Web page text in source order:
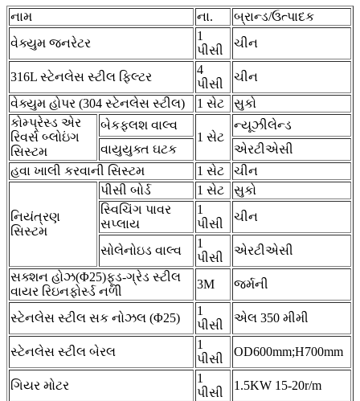
નામ ના.
બ્રાન્ડ/ઉત્પાદક
વેક્યુમ જનરેટર
1
પીસી
ચીન
316L સ્ટેનલેસ સ્ટીલ ફિલ્ટર
4
પીસી
ચીન
વેક્યુમ હોપર (304 સ્ટેનલેસ સ્ટીલ)
1 સેટ
સુકો
કોમ્પ્રેસ્ડ એર
રિવર્સ બ્લોઇંગ
સિસ્ટમ
બેકફ્લશ વાલ્વ
1 સેટ
ન્યૂઝીલેન્ડ
વાયુયુક્ત ઘટક
એરટીએસી
હવા ખાલી કરવાની સિસ્ટમ
1 સેટ ચીન
નિયંત્રણ
સિસ્ટમ
પીસી બોર્ડ 1 સેટ
સુકો
સ્વિચિંગ પાવર
સપ્લાય
1
પીસી
ચીન
સોલેનોઇડ વાલ્વ
1
પીસી
એરટીએસી
સક્શન હોઝ(Φ25)ફૂડ-ગ્રેડ સ્ટીલ
વાયર રિઇનફોર્સ્ડ નળી
3M જર્મની
સ્ટેનલેસ સ્ટીલ સક નોઝલ (Φ25)
1
પીસી
એલ 350 મીમી
સ્ટેનલેસ સ્ટીલ બેરલ
1
પીસી
OD600mm;H700mm
ગિયર મોટર
1
પીસી
1.5KW 15-20r/m